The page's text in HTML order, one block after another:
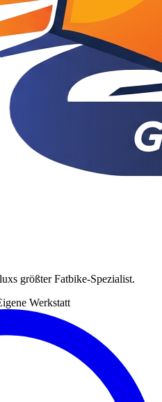
größter Fatbike-Spezialist.
Werkstatt